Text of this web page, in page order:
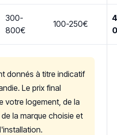
300-
800€
100-250€
donnés à titre indicatif
Le prix final
votre logement, de la
la marque choisie et